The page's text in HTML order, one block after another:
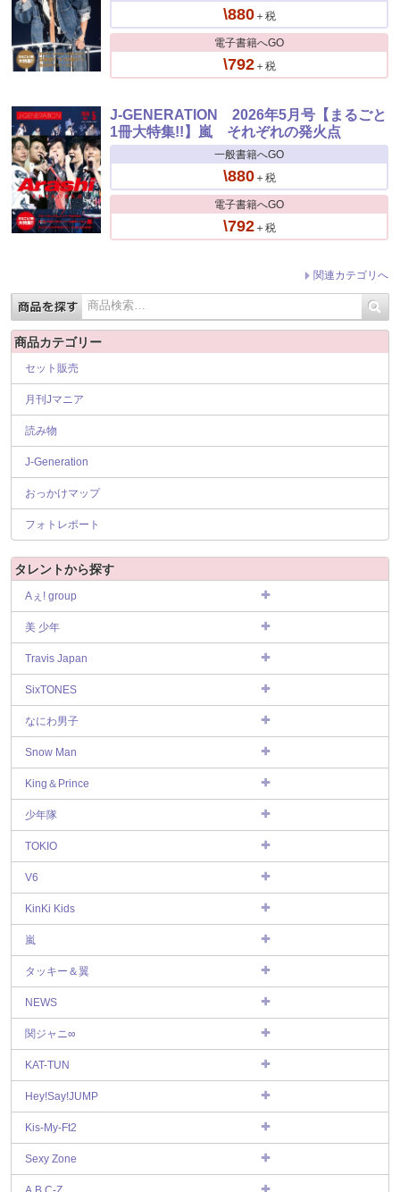
\880＋税
電子書籍へGO
\792＋税
J-GENERATION 2026年5月号【まるごと
1冊大特集!!】嵐 それぞれの発火点
一般書籍へGO
\880＋税
電子書籍へGO
\792＋税
関連カテゴリへ
商品カテゴリー
セット販売
月刊Jマニア
読み物
J-Generation
おっかけマップ
フォトレポート
タレントから探す
Aぇ! group
美 少年
Travis Japan
SixTONES
なにわ男子
Snow Man
King＆Prince
少年隊
TOKIO
V6
KinKi Kids
嵐
タッキー＆翼
NEWS
関ジャニ∞
KAT-TUN
Hey!Say!JUMP
Kis-My-Ft2
Sexy Zone